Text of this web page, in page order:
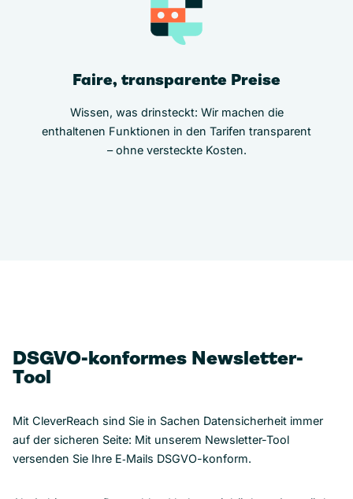
Faire, transparente Preise
Wissen, was drinsteckt: Wir machen die
enthaltenen Funktionen in den Tarifen transparent
– ohne versteckte Kosten.
DSGVO-konformes Newsletter-
Tool
Mit CleverReach sind Sie in Sachen Datensicherheit immer
auf der sicheren Seite: Mit unserem Newsletter-Tool
versenden Sie Ihre E‑Mails DSGVO-konform.